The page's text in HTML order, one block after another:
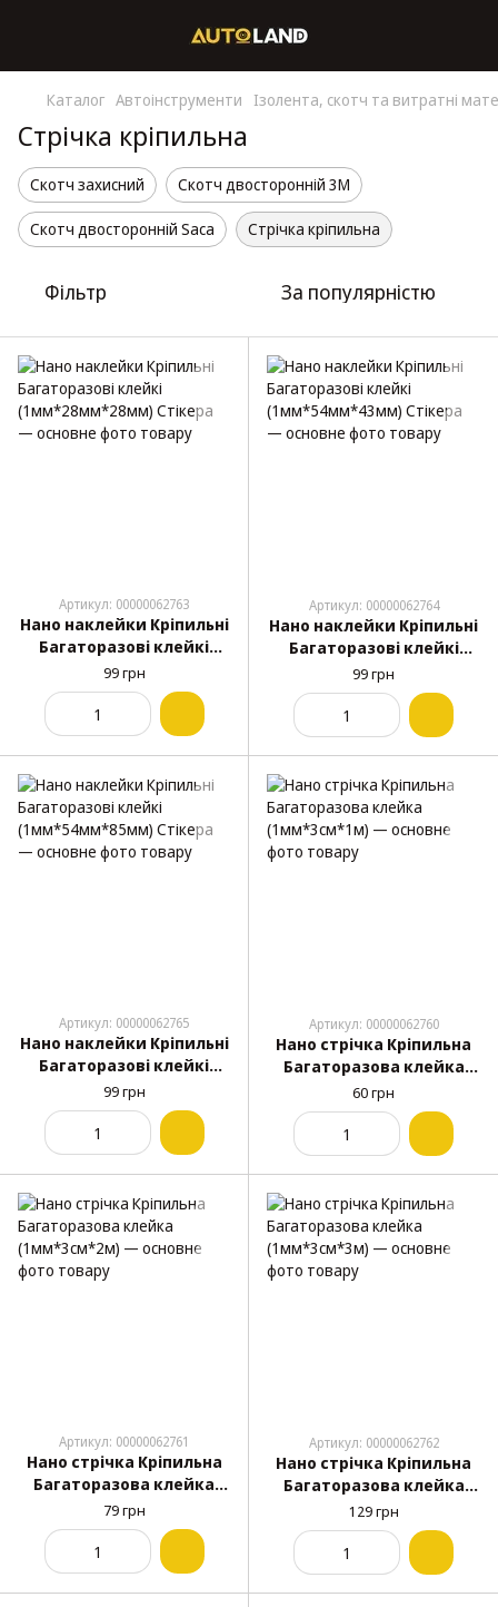
Каталог Автоінструменти Ізолента, скотч та витратні
Стрічка кріпильна
Скотч захисний Скотч двосторонній 3М
Скотч двосторонній Saca Стрічка кріпильна
Фільтр За популярністю
Артикул: 00000062763
Нано наклейки Кріпильні
Багаторазові клейкі
(1мм*28мм*28мм) Стікера
99 грн
Артикул: 00000062764
Нано наклейки Кріпильні
Багаторазові клейкі
(1мм*54мм*43мм) Стікера
99 грн
Артикул: 00000062765
Нано наклейки Кріпильні
Багаторазові клейкі
(1мм*54мм*85мм) Стікера
99 грн
Артикул: 00000062760
Нано стрічка Кріпильна
Багаторазова клейка
(1мм*3см*1м)
60 грн
Артикул: 00000062761
Нано стрічка Кріпильна
Багаторазова клейка
(1мм*3см*2м)
79 грн
Артикул: 00000062762
Нано стрічка Кріпильна
Багаторазова клейка
(1мм*3см*3м)
129 грн